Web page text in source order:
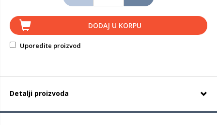
DODAJ U KORPU
Uporedite proizvod
Detalji proizvoda